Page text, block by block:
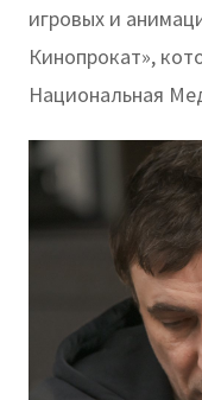
игровых и
Кинопрокат»,
Национальная